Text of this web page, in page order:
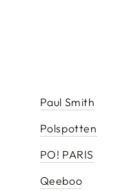
Paul Smith
Polspotten
PO! PARIS
Qeeboo